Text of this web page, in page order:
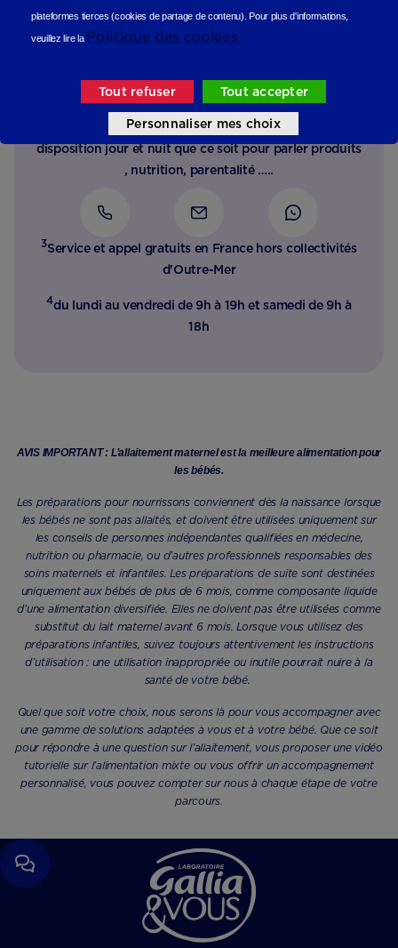
écoute ?
Notre équipe d’experts de la petite enfance est à votre
disposition jour et nuit que ce soit pour parler produits
, nutrition, parentalité …..
3Service et appel gratuits en France hors collectivités
d'Outre-Mer​
4du lundi au vendredi de 9h à 19h et samedi de 9h à
18h
AVIS IMPORTANT : L’allaitement maternel est la meilleure alimentation pour
les bébés.
Les préparations pour nourrissons conviennent dès la naissance lorsque
les bébés ne sont pas allaités, et doivent être utilisées uniquement sur
les conseils de personnes indépendantes qualifiées en médecine,
nutrition ou pharmacie, ou d’autres professionnels responsables des
soins maternels et infantiles. Les préparations de suite sont destinées
uniquement aux bébés de plus de 6 mois, comme composante liquide
d’une alimentation diversifiée. Elles ne doivent pas être utilisées comme
substitut du lait maternel avant 6 mois. Lorsque vous utilisez des
préparations infantiles, suivez toujours attentivement les instructions
d’utilisation : une utilisation inappropriée ou inutile pourrait nuire à la
santé de votre bébé.
Quel que soit votre choix, nous serons là pour vous accompagner avec
une gamme de solutions adaptées à vous et à votre bébé. Que ce soit
pour répondre à une question sur l’allaitement, vous proposer une vidéo
tutorielle sur l’alimentation mixte ou vous offrir un accompagnement
personnalisé, vous pouvez compter sur nous à chaque étape de votre
parcours.
plateformes tierces (cookies de partage de contenu). Pour plus d'informations,
veuillez lire la Politique des cookies.
Tout refuser Tout accepter
Personnaliser mes choix